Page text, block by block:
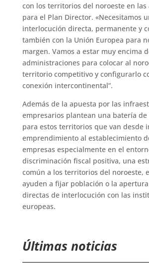
con los territorios del noroeste en las
para el Plan Director. «Necesitamos
interlocución directa, permanente y
también con la Unión Europea para
margen. Vamos a estar muy encima
administraciones para colocar al
territorio competitivo y configurarlo
conexión intercontinental”.
Además de la apuesta por las
empresarios plantean una batería de
para estos territorios que van desde
emprendimiento al establecimiento
empresas especialmente en el
discriminación fiscal positiva, una
común a los territorios del noroeste,
ayuden a fijar población o la
directas de interlocución con las
europeas.
Últimas noticias